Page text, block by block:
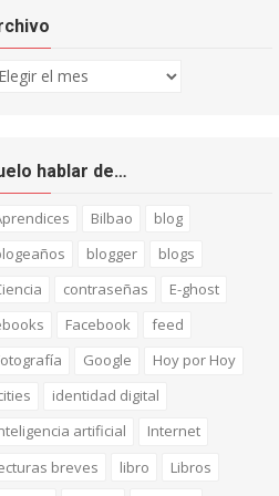
hablar de…
Bilbao
blog
blogger
blogs
contraseñas
E-ghost
Facebook
feed
Google
Hoy por Hoy
identidad digital
artificial
Internet
breves
libro
Libros